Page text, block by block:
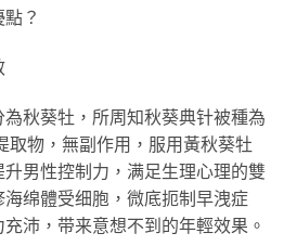
？
秋葵牡，所周知秋葵典针被種為
取物，無副作用，服用黃秋葵牡
男性控制力，满足生理心理的雙
绵體受细胞，微底扼制早洩症
沛，带来意想不到的年輕效果。